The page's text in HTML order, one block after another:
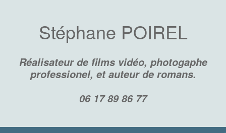
Stéphane POIREL
Réalisateur de films vidéo, photogaphe
professionel, et auteur de romans.
06 17 89 86 77